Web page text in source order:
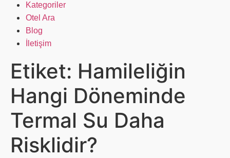
Kategoriler
Otel Ara
Blog
İletişim
Etiket: Hamileliğin
Hangi Döneminde
Termal Su Daha
Risklidir?